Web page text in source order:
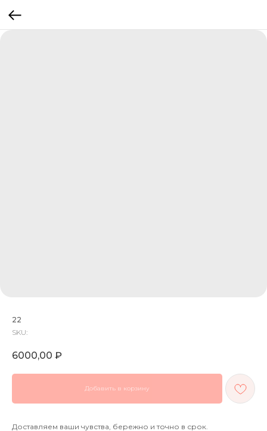
22
SKU:
6000,00 ₽
Добавить в корзину
Доставляем ваши чувства, бережно и точно в срок.